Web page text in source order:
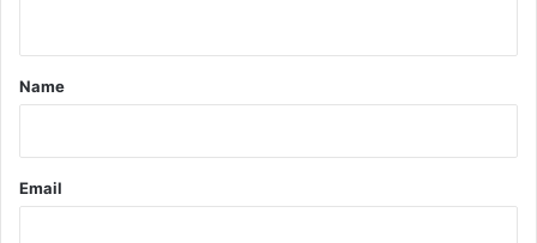
*
Name
Email